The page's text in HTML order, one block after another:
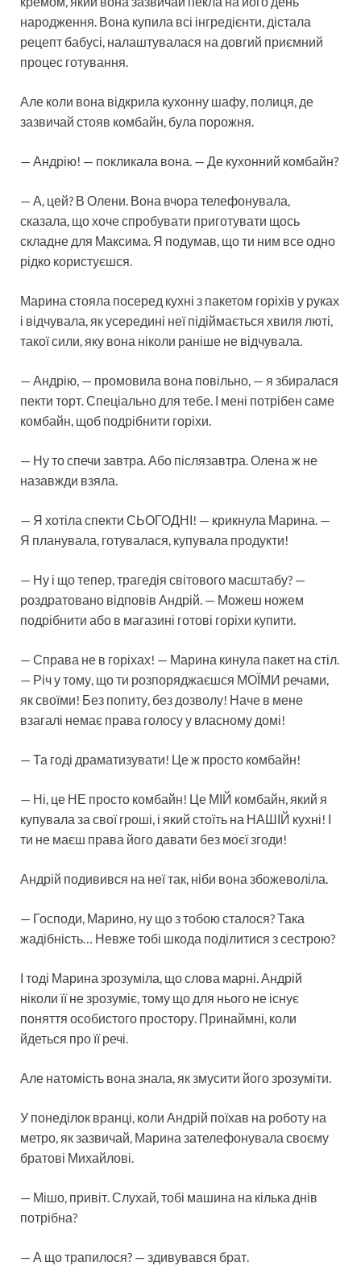
народження. Вона купила всі інгредієнти, дістала
рецепт бабусі, налаштувалася на довгий приємний
процес готування.
Але коли вона відкрила кухонну шафу, полиця, де
зазвичай стояв комбайн, була порожня.
— Андрію! — покликала вона. — Де кухонний комбайн?
— А, цей? В Олени. Вона вчора телефонувала,
сказала, що хоче спробувати приготувати щось
складне для Максима. Я подумав, що ти ним все одно
рідко користуєшся.
Марина стояла посеред кухні з пакетом горіхів у руках
і відчувала, як усередині неї підіймається хвиля люті,
такої сили, яку вона ніколи раніше не відчувала.
— Андрію, — промовила вона повільно, — я збиралася
пекти торт. Спеціально для тебе. І мені потрібен саме
комбайн, щоб подрібнити горіхи.
— Ну то спечи завтра. Або післязавтра. Олена ж не
назавжди взяла.
— Я хотіла спекти СЬОГОДНІ! — крикнула Марина. —
Я планувала, готувалася, купувала продукти!
— Ну і що тепер, трагедія світового масштабу? —
роздратовано відповів Андрій. — Можеш ножем
подрібнити або в магазині готові горіхи купити.
— Справа не в горіхах! — Марина кинула пакет на стіл.
— Річ у тому, що ти розпоряджаєшся МОЇМИ речами,
як своїми! Без попиту, без дозволу! Наче в мене
взагалі немає права голосу у власному домі!
— Та годі драматизувати! Це ж просто комбайн!
— Ні, це НЕ просто комбайн! Це МІЙ комбайн, який я
купувала за свої гроші, і який стоїть на НАШІЙ кухні! І
ти не маєш права його давати без моєї згоди!
Андрій подивився на неї так, ніби вона збожеволіла.
— Господи, Марино, ну що з тобою сталося? Така
жадібність… Невже тобі шкода поділитися з сестрою?
І тоді Марина зрозуміла, що слова марні. Андрій
ніколи її не зрозуміє, тому що для нього не існує
поняття особистого простору. Принаймні, коли
йдеться про її речі.
Але натомість вона знала, як змусити його зрозуміти.
У понеділок вранці, коли Андрій поїхав на роботу на
метро, як зазвичай, Марина зателефонувала своєму
братові Михайлові.
— Мішо, привіт. Слухай, тобі машина на кілька днів
потрібна?
— А що трапилося? — здивувався брат.